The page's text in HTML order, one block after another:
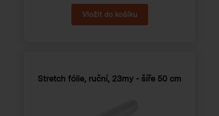
Stretch fólie, ruční, 23my - šíře 50 cm